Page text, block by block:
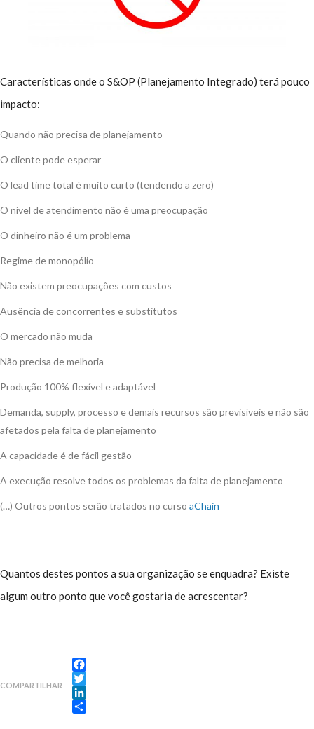
Características onde o S&OP (Planejamento Integrado) terá pouco
impacto:
Quando não precisa de planejamento
O cliente pode esperar
O lead time total é muito curto (tendendo a zero)
O nível de atendimento não é uma preocupação
O dinheiro não é um problema
Regime de monopólio
Não existem preocupações com custos
Ausência de concorrentes e substitutos
O mercado não muda
Não precisa de melhoria
Produção 100% flexível e adaptável
Demanda, supply, processo e demais recursos são previsíveis e não são
afetados pela falta de planejamento
A capacidade é de fácil gestão
A execução resolve todos os problemas da falta de planejamento
(…) Outros pontos serão tratados no curso aChain
Quantos destes pontos a sua organização se enquadra? Existe
algum outro ponto que você gostaria de acrescentar?
COMPARTILHAR
Facebook
Twitter
LinkedIn